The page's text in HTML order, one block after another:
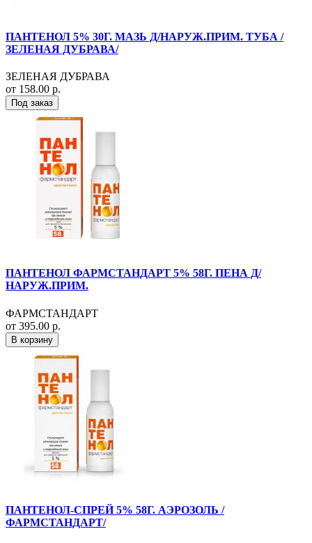
ПАНТЕНОЛ 5% 30Г. МАЗЬ Д/НАРУЖ.ПРИМ. ТУБА /
ЗЕЛЕНАЯ ДУБРАВА/
ЗЕЛЕНАЯ ДУБРАВА
от 158.00 р.
Под заказ
ПАНТЕНОЛ ФАРМСТАНДАРТ 5% 58Г. ПЕНА Д/
НАРУЖ.ПРИМ.
ФАРМСТАНДАРТ
от 395.00 р.
В корзину
ПАНТЕНОЛ-СПРЕЙ 5% 58Г. АЭРОЗОЛЬ /
ФАРМСТАНДАРТ/